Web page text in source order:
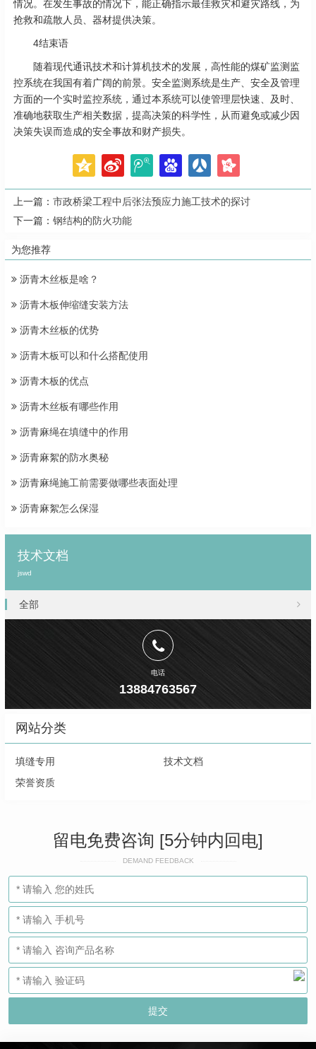
情况。在发生事故的情况下，能正确指示最佳救灾和避灾路线，为
抢救和疏散人员、器材提供决策。
4结束语
随着现代通讯技术和计算机技术的发展，高性能的煤矿监测监
控系统在我国有着广阔的前景。安全监测系统是生产、安全及管理
方面的一个实时监控系统，通过本系统可以使管理层快速、及时、
准确地获取生产相关数据，提高决策的科学性，从而避免或减少因
决策失误而造成的安全事故和财产损失。
上一篇： 市政桥梁工程中后张法预应力施工技术的探讨
下一篇： 钢结构的防火功能
为您推荐
沥青木丝板是啥？
沥青木板伸缩缝安装方法
沥青木丝板的优势
沥青木板可以和什么搭配使用
沥青木板的优点
沥青木丝板有哪些作用
沥青麻绳在填缝中的作用
沥青麻絮的防水奥秘
沥青麻绳施工前需要做哪些表面处理
沥青麻絮怎么保湿
技术文档
jswd
全部
电话
13884763567
网站分类
填缝专用
技术文档
荣誉资质
留电免费咨询 [5分钟内回电]
DEMAND FEEDBACK